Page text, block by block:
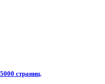
страниц.